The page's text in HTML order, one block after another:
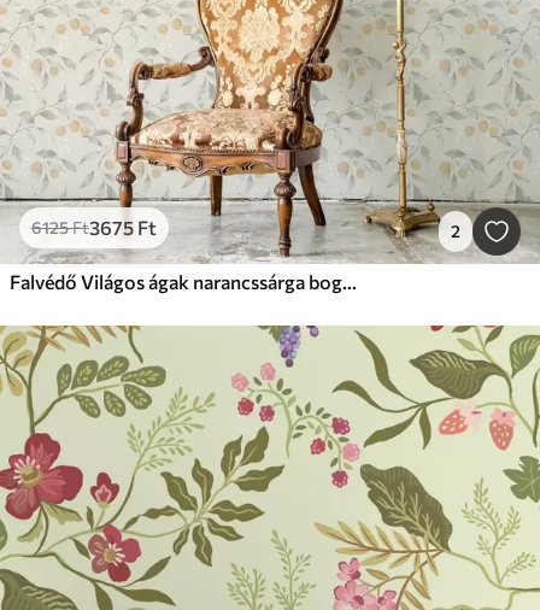
6125Ft3675 Ft 2
Falvédő Világos ágak narancssárga bogyókkal